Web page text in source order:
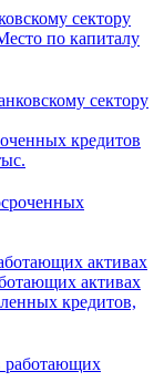
сектору
по капиталу
кредитов
активах
активах
кредитов,